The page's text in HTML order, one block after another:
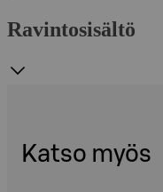
Ravintosisältö
Katso myös